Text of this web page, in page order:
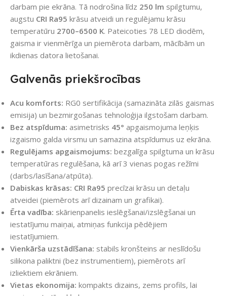
darbam pie ekrāna. Tā nodrošina līdz 250 lm spilgtumu,
augstu CRI Ra95 krāsu atveidi un regulējamu krāsu
temperatūru 2700–6500 K. Pateicoties 78 LED diodēm,
gaisma ir vienmērīga un piemērota darbam, mācībām un
ikdienas datora lietošanai.
Galvenās priekšrocības
Acu komforts: RG0 sertifikācija (samazināta zilās gaismas
emisija) un bezmirgošanas tehnoloģija ilgstošam darbam.
Bez atspīduma: asimetrisks 45° apgaismojuma leņķis
izgaismo galda virsmu un samazina atspīdumus uz ekrāna.
Regulējams apgaismojums: bezgalīga spilgtuma un krāsu
temperatūras regulēšana, kā arī 3 vienas pogas režīmi
(darbs/lasīšana/atpūta).
Dabiskas krāsas: CRI Ra95 precīzai krāsu un detaļu
atveidei (piemērots arī dizainam un grafikai).
Ērta vadība: skārienpanelis ieslēgšanai/izslēgšanai un
iestatījumu maiņai, atmiņas funkcija pēdējiem
iestatījumiem.
Vienkārša uzstādīšana: stabils kronšteins ar neslīdošu
silikona paliktni (bez instrumentiem), piemērots arī
izliektiem ekrāniem.
Vietas ekonomija: kompakts dizains, zems profils, lai